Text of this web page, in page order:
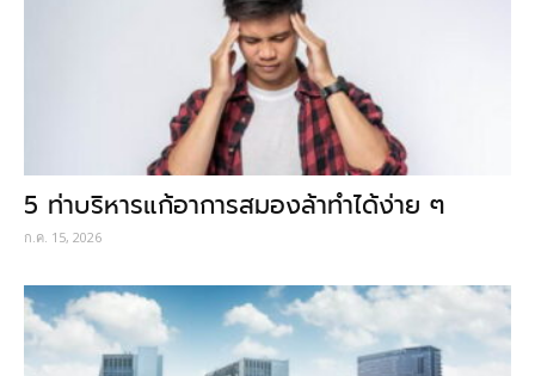
5 ท่าบริหารแก้อาการสมองล้าทำได้ง่าย ๆ
ก.ค. 15, 2026